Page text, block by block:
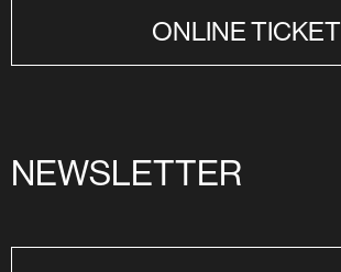
ONLINE TICKET
NEWSLETTER